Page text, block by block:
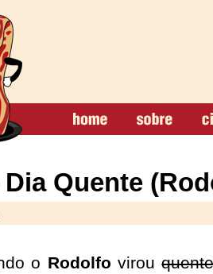
Dia Quente
o Rodolfo virou